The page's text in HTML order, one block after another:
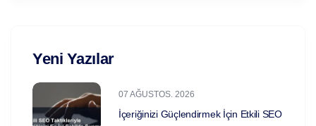
Yeni Yazılar
07 AĞUSTOS. 2026
İçeriğinizi Güçlendirmek İçin Etkili SEO